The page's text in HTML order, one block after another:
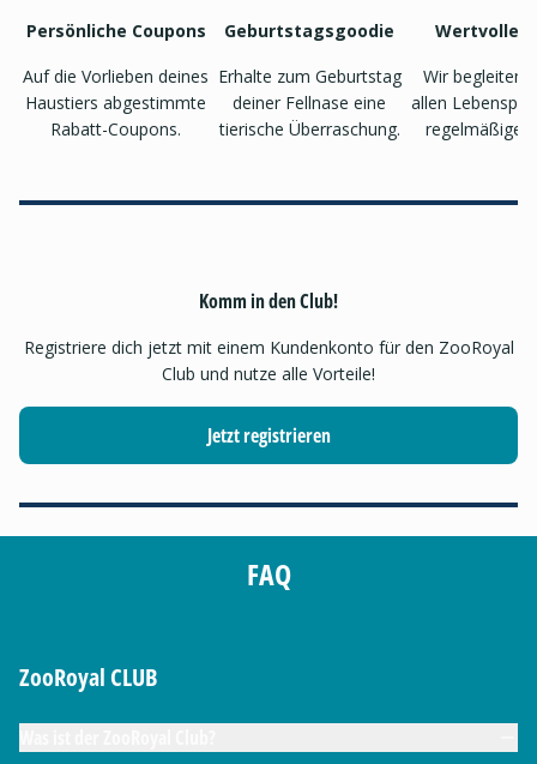
Persönliche Coupons
Auf die Vorlieben deines
Haustiers abgestimmte
Rabatt-Coupons.
Geburtstagsgoodie
Erhalte zum Geburtstag
deiner Fellnase eine
tierische Überraschung.
Wertvolle
Wir begleiten
allen
regelmäßigen
Komm in den Club!
Registriere dich jetzt mit einem Kundenkonto für den ZooRoyal
Club und nutze alle Vorteile!
Jetzt registrieren
FAQ
ZooRoyal CLUB